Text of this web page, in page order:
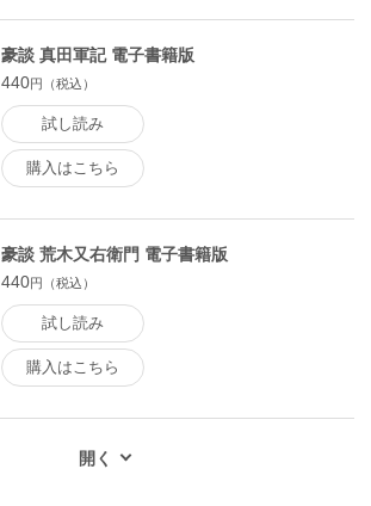
豪談 真田軍記 電子書籍版
440円（税込）
試し読み
購入はこちら
豪談 荒木又右衛門 電子書籍版
440円（税込）
試し読み
購入はこちら